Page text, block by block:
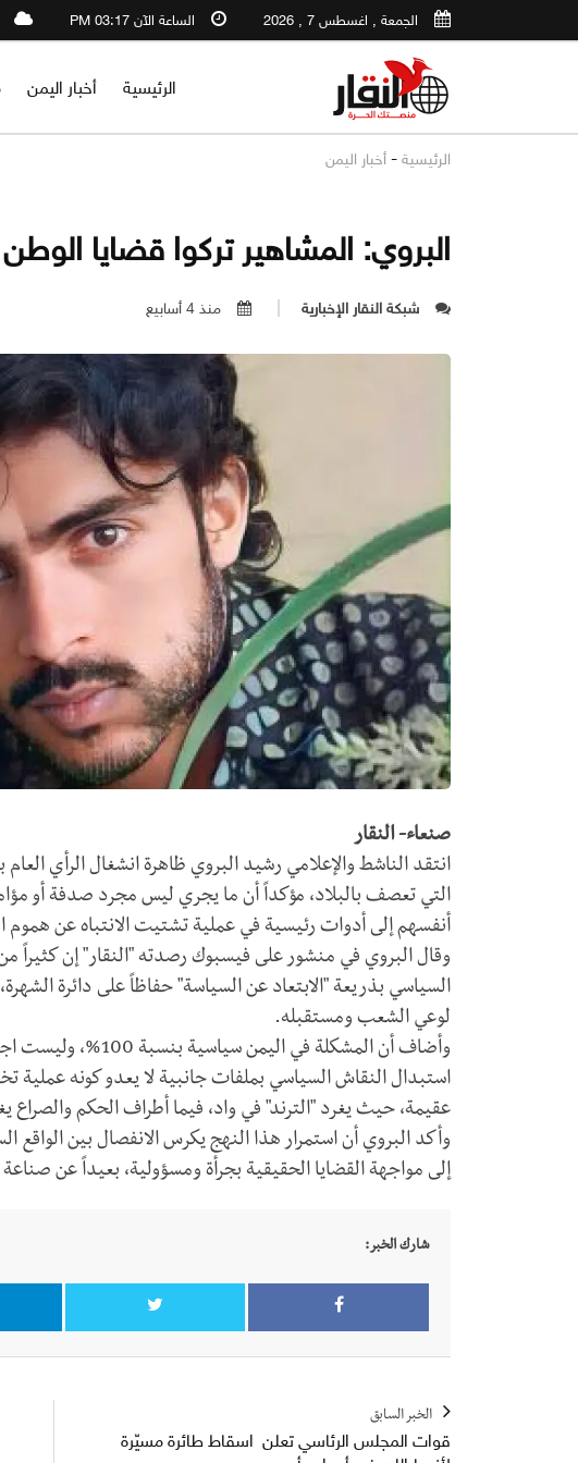
الجمعة , اغسطس 7 , 2026 الساعة الآن 03:17 PM
الرئيسية أخبار اليمن
الرئيسية - أخبار اليمن
البروي: المشاهير تركوا قضايا
شبكة النقار الإخبارية منذ 4 أسابيع
صنعاء- النقار
انتقد الناشط والإعلامي رشيد البروي ظاهرة انشغال الرأي
التي تعصف بالبلاد، مؤكداً أن ما يجري ليس مجرد صدفة أو
أنفسهم إلى أدوات رئيسية في عملية تشتيت الانتباه عن هموم
وقال البروي في منشور على فيسبوك رصدته "النقار" إن كثيراً
السياسي بذريعة "الابتعاد عن السياسة" حفاظاً على دائرة
لوعي الشعب ومستقبله.
وأضاف أن المشكلة في
استبدال النقاش السياسي بملفات جانبية لا يعدو كونه
عقيمة، حيث يغرد "الترند" في واد، فيما أطراف الحكم والصراع
وأكد البروي أن استمرار هذا النهج يكرس الانفصال بين الواقع
إلى مواجهة القضايا الحقيقية بجرأة ومسؤولية، بعيداً عن صناعة
شارك الخبر:
الخبر السابق
قوات المجلس الرئاسي تعلن اسقاط طائرة مسيّرة